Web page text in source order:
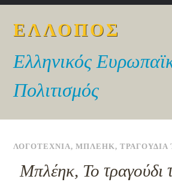
ΕΛΛΟΠΟΣ
Ελληνικός
Πολιτισμός
ΛΟΓΟΤΕΧΝΙΑ,ΜΠΛΕΗΚ,
Μπλέηκ, Το τραγούδι